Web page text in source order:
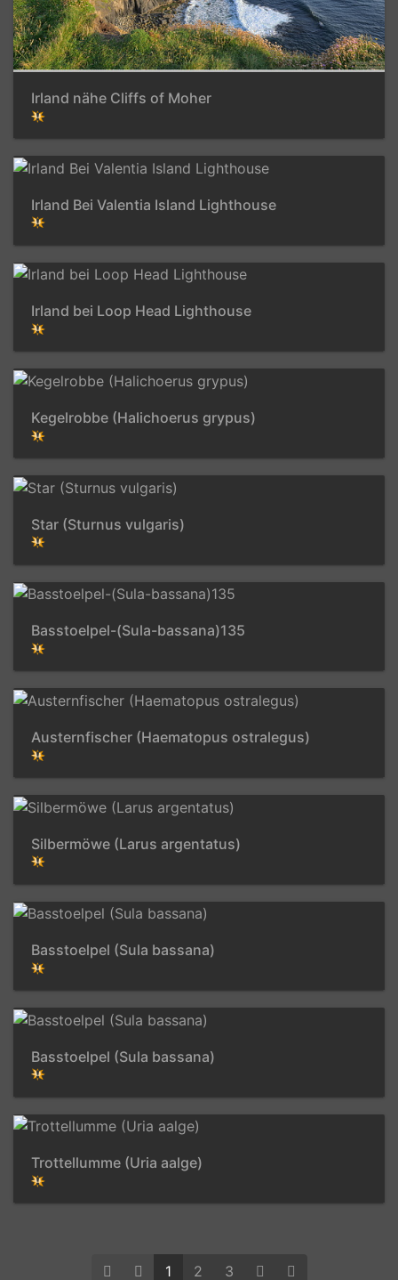
Irland nähe Cliffs of Moher
Irland Bei Valentia Island Lighthouse
Irland bei Loop Head Lighthouse
Kegelrobbe (Halichoerus grypus)
Star (Sturnus vulgaris)
Basstoelpel-(Sula-bassana)135
Austernfischer (Haematopus ostralegus)
Silbermöwe (Larus argentatus)
Basstoelpel (Sula bassana)
Basstoelpel (Sula bassana)
Trottellumme (Uria aalge)
1 2 3